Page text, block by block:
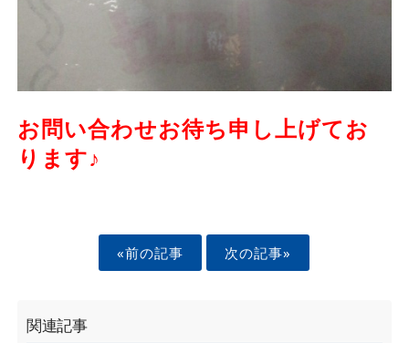
お問い合わせお待ち申し上げてお
ります♪
«前の記事 次の記事»
関連記事